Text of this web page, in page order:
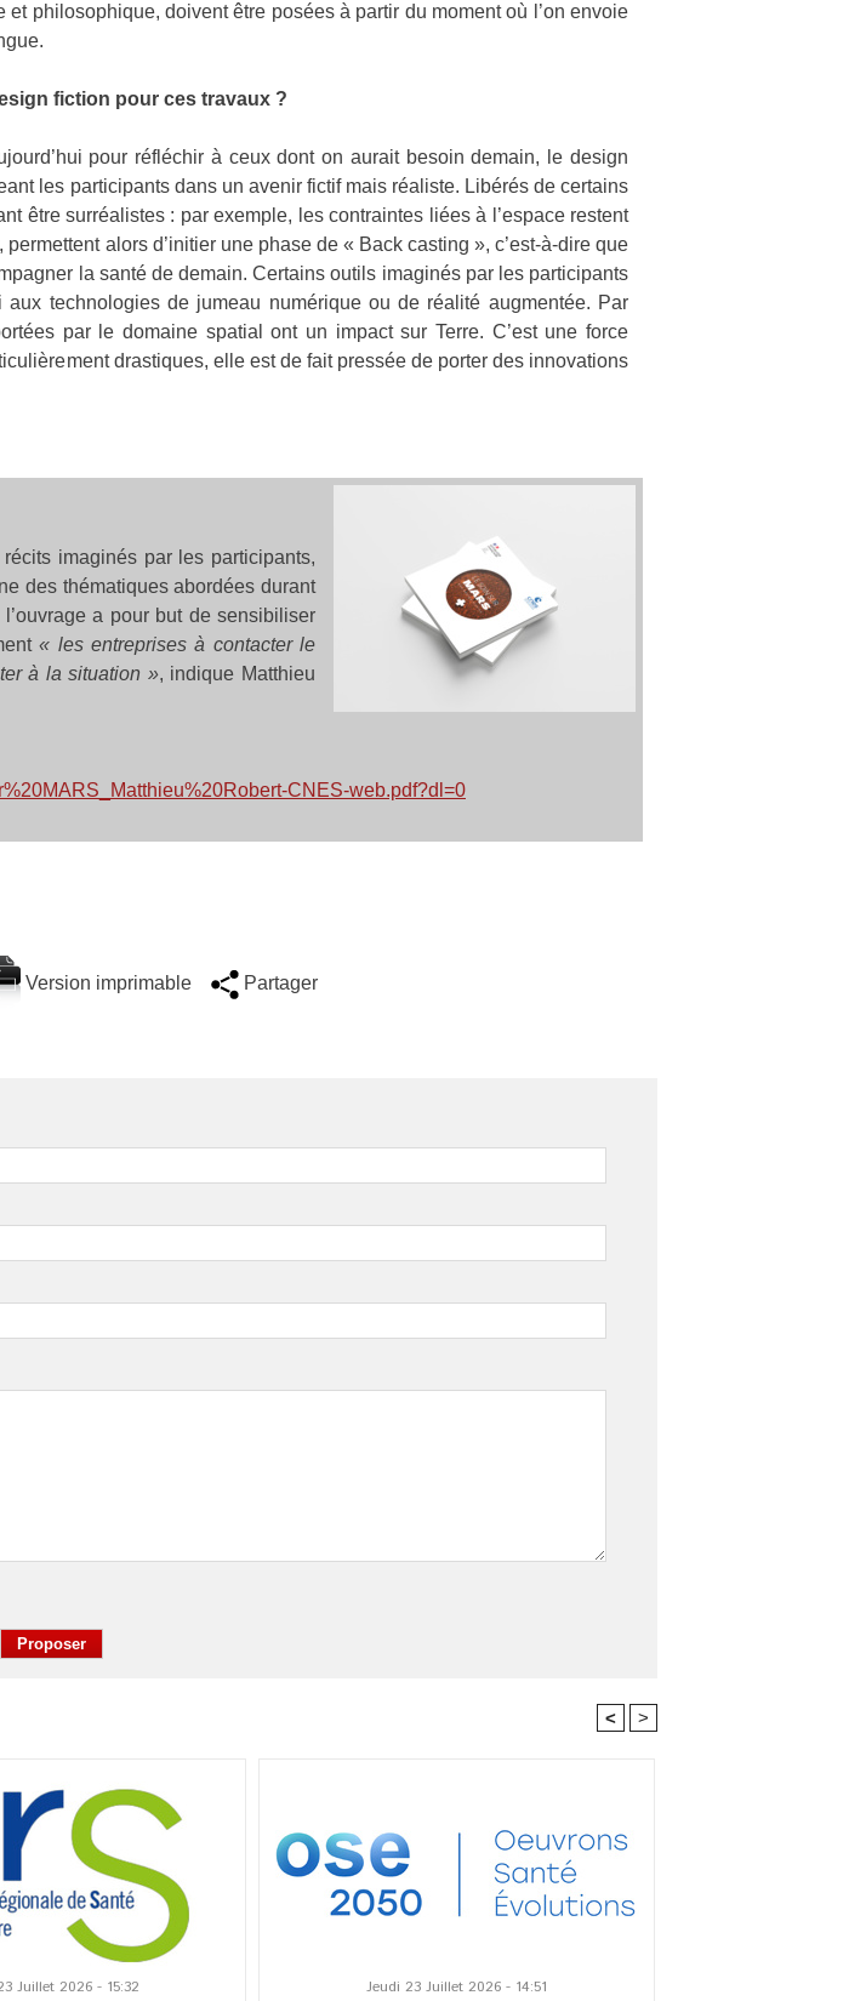
philosophique, doivent être posées à partir du moment où l’on envoie
fiction pour ces travaux ?
pour réfléchir à ceux dont on aurait besoin demain, le design
les participants dans un avenir fictif mais réaliste. Libérés de certains
être surréalistes : par exemple, les contraintes liées à l’espace restent
alors d’initier une phase de « Back casting », c’est-à-dire que
la santé de demain. Certains outils imaginés par les participants
technologies de jumeau numérique ou de réalité augmentée. Par
par le domaine spatial ont un impact sur Terre. C’est une force
drastiques, elle est de fait pressée de porter des innovations
imaginés par les participants,
des thématiques abordées durant
a pour but de sensibiliser
« les entreprises à contacter le
à la situation », indique Matthieu
CNES-web.pdf?dl=0
Version imprimable Partager
< >
Juillet 2026 - 15:32 Jeudi 23 Juillet 2026 - 14:51